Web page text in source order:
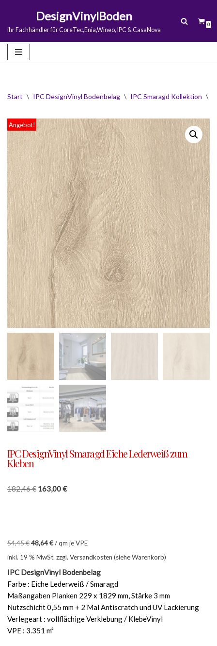
Zum
springen
DesignVinylBoden
ihr Fachhändler für CoreTec,Enia,Wineo, IPC & CasaNova
0
Start \ IPC DesignVinyl Bodenbelag \ IPC Smaragd Kollektion \
Angebot!
IPC DesignVinyl Smaragd Eiche Lederweiß zum
Kleben
182,46€ 163,00€
54,45€48,64€/qm je VPE
inkl. 19 % MwSt. zzgl. Versandkosten (siehe Warenkorb)
IPC DesignVinyl Bodenbelag
Farbe : Eiche Lederweiß / Smaragd
Maßangaben Planken 229 x 1829 mm, Stärke 3 mm
Nutzschicht 0,55 mm + 2 Mal Antiscratch und UV Lackierung
Verlegeart : vollflächige Verklebung / KlebeVinyl
VPE : 3.351 m²